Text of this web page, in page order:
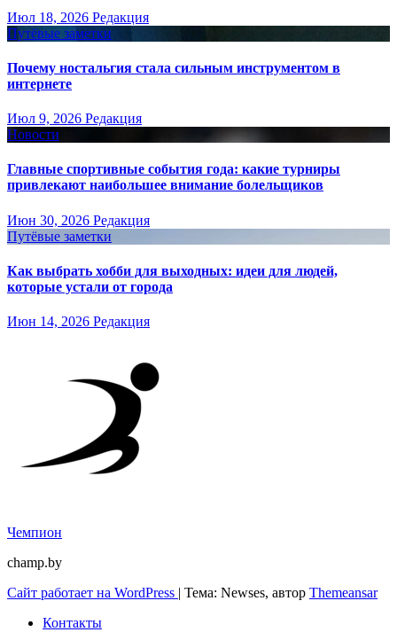
Июл 18, 2026 Редакция
Путёвые заметки
Почему ностальгия стала сильным инструментом в
интернете
Июл 9, 2026 Редакция
Новости
Главные спортивные события года: какие турниры
привлекают наибольшее внимание болельщиков
Июн 30, 2026 Редакция
Путёвые заметки
Как выбрать хобби для выходных: идеи для людей,
которые устали от города
Июн 14, 2026 Редакция
Чемпион
champ.by
Сайт работает на WordPress | Тема: Newses, автор Themeansar
Контакты